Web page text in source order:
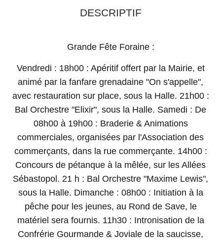
DESCRIPTIF
Grande Fête Foraine :
Vendredi : 18h00 : Apéritif offert par la Mairie, et
animé par la fanfare grenadaine "On s'appelle",
avec restauration sur place, sous la Halle. 21h00 :
Bal Orchestre "Elixir", sous la Halle. Samedi : De
08h00 à 19h00 : Braderie & Animations
commerciales, organisées par l'Association des
commerçants, dans la rue commerçante. 14h00 :
Concours de pétanque à la mêlée, sur les Allées
Sébastopol. 21 h : Bal Orchestre "Maxime Lewis",
sous la Halle. Dimanche : 08h00 : Initiation à la
pêche pour les jeunes, au Rond de Save, le
matériel sera fournis. 11h30 : Intronisation de la
Confrérie Gourmande & Joviale de la saucisse,